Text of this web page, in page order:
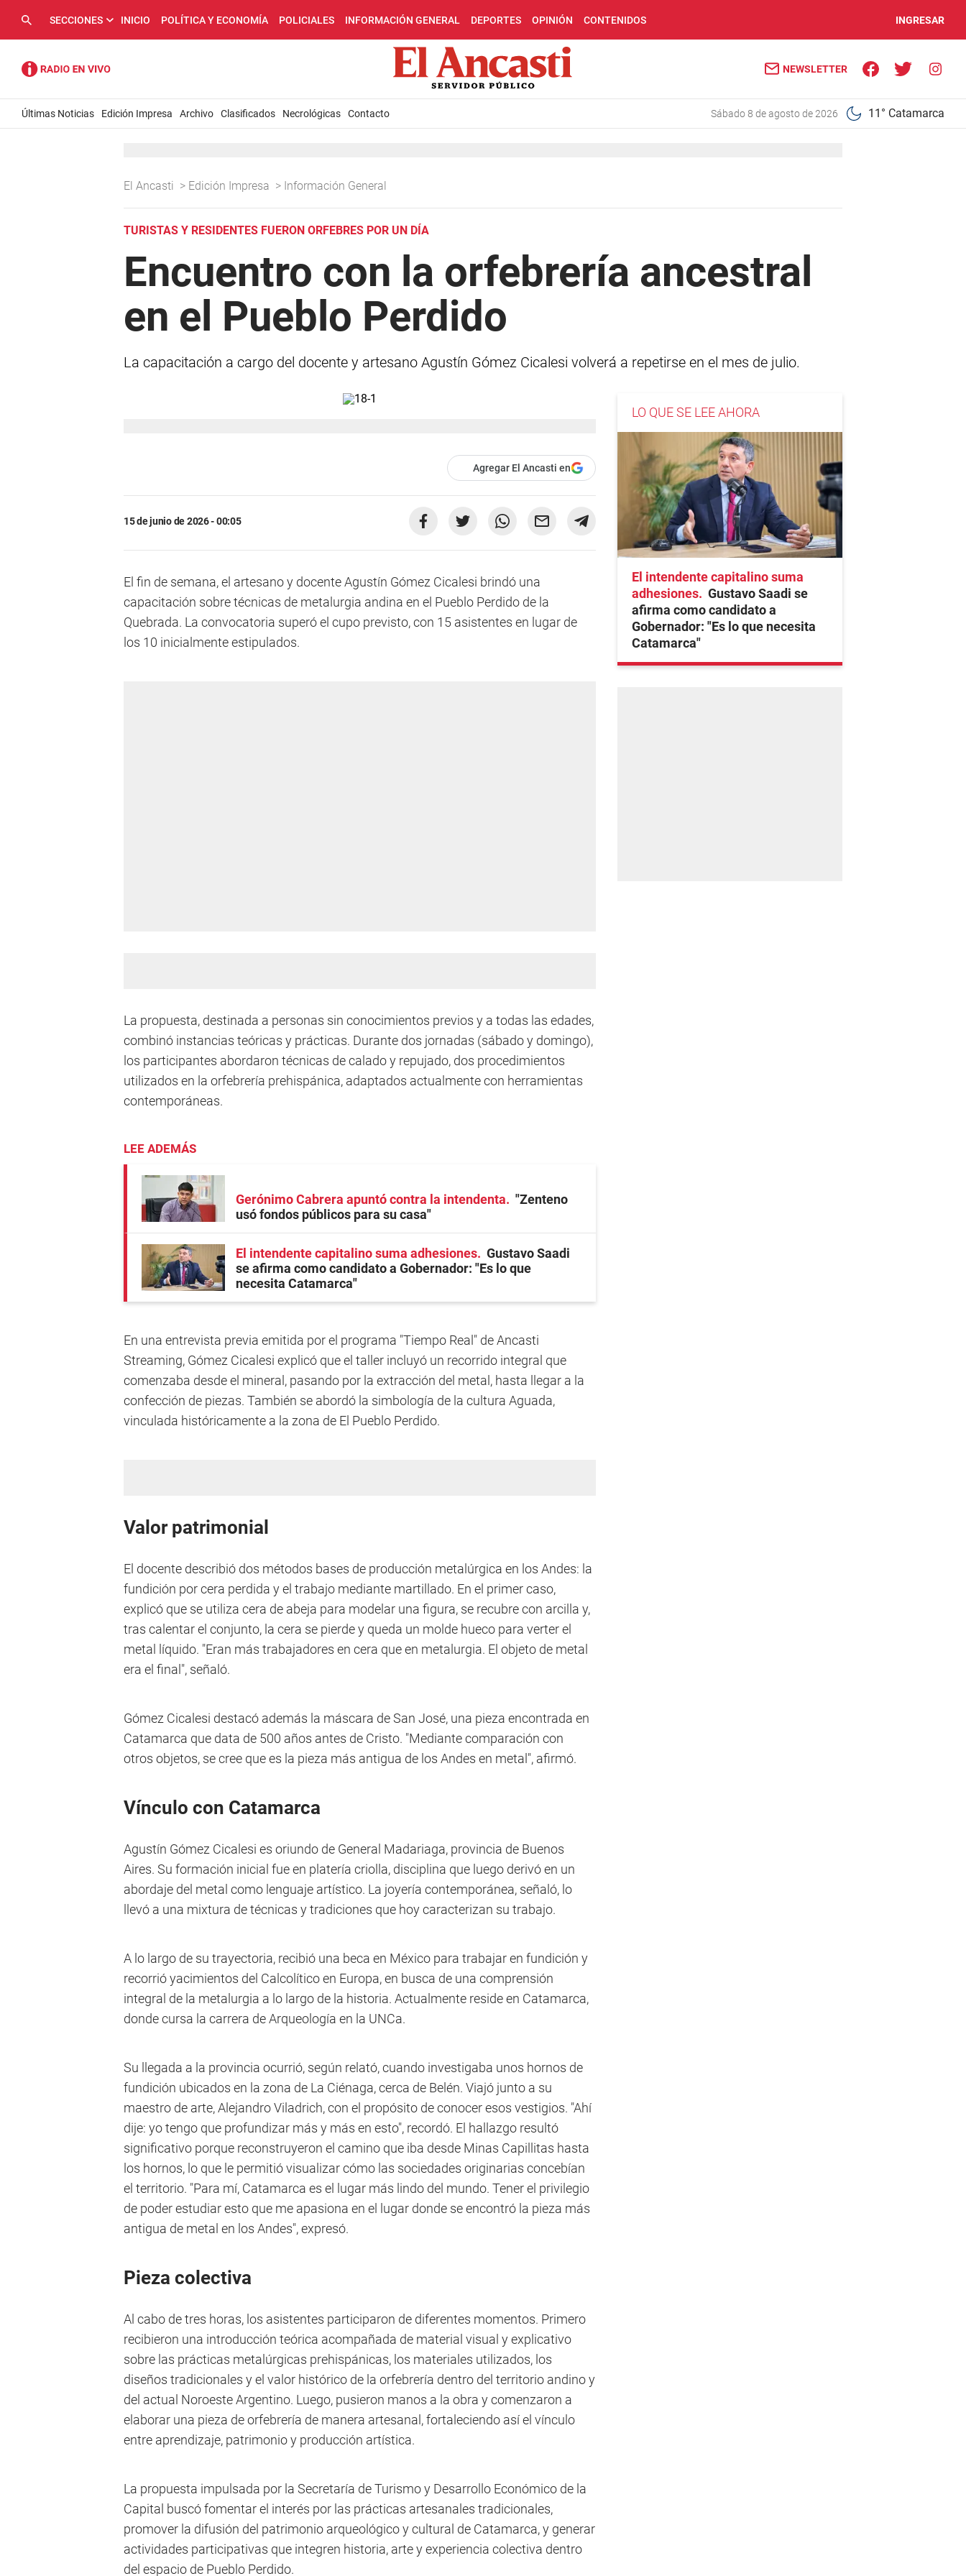
SECCIONES INICIO POLÍTICA Y ECONOMÍA POLICIALES INFORMACIÓN GENERAL DEPORTES OPINIÓN CONTENIDOS INGRESAR
NEWSLETTER
Últimas Noticias Edición Impresa Archivo Clasificados Necrológicas Contacto sábado 8 de agosto de 2026 11° Catamarca
El Ancasti > Edición Impresa > Información General
TURISTAS Y RESIDENTES FUERON ORFEBRES POR UN DÍA
Encuentro con la orfebrería ancestral
en el Pueblo Perdido
La capacitación a cargo del docente y artesano Agustín Gómez Cicalesi volverá a repetirse en el mes de julio.
Agregar El Ancasti en
15 de junio de 2026 - 00:05
El fin de semana, el artesano y docente Agustín Gómez Cicalesi brindó una
capacitación sobre técnicas de metalurgia andina en el Pueblo Perdido de la
Quebrada. La convocatoria superó el cupo previsto, con 15 asistentes en lugar de
los 10 inicialmente estipulados.
La propuesta, destinada a personas sin conocimientos previos y a todas las edades,
combinó instancias teóricas y prácticas. Durante dos jornadas (sábado y domingo),
los participantes abordaron técnicas de calado y repujado, dos procedimientos
utilizados en la orfebrería prehispánica, adaptados actualmente con herramientas
contemporáneas.
LEE ADEMÁS
Gerónimo Cabrera apuntó contra la intendenta
"Zenteno
usó fondos públicos para su casa"
El intendente capitalino suma adhesiones
Gustavo Saadi
se afirma como candidato a Gobernador: "Es lo que
necesita Catamarca"
En una entrevista previa emitida por el programa "Tiempo Real" de Ancasti
Streaming, Gómez Cicalesi explicó que el taller incluyó un recorrido integral que
comenzaba desde el mineral, pasando por la extracción del metal, hasta llegar a la
confección de piezas. También se abordó la simbología de la cultura Aguada,
vinculada históricamente a la zona de El Pueblo Perdido.
Valor patrimonial
El docente describió dos métodos bases de producción metalúrgica en los Andes: la
fundición por cera perdida y el trabajo mediante martillado. En el primer caso,
explicó que se utiliza cera de abeja para modelar una figura, se recubre con arcilla y,
tras calentar el conjunto, la cera se pierde y queda un molde hueco para verter el
metal líquido. "Eran más trabajadores en cera que en metalurgia. El objeto de metal
era el final", señaló.
Gómez Cicalesi destacó además la máscara de San José, una pieza encontrada en
Catamarca que data de 500 años antes de Cristo. "Mediante comparación con
otros objetos, se cree que es la pieza más antigua de los Andes en metal", afirmó.
Vínculo con Catamarca
Agustín Gómez Cicalesi es oriundo de General Madariaga, provincia de Buenos
Aires. Su formación inicial fue en platería criolla, disciplina que luego derivó en un
abordaje del metal como lenguaje artístico. La joyería contemporánea, señaló, lo
llevó a una mixtura de técnicas y tradiciones que hoy caracterizan su trabajo.
A lo largo de su trayectoria, recibió una beca en México para trabajar en fundición y
recorrió yacimientos del Calcolítico en Europa, en busca de una comprensión
integral de la metalurgia a lo largo de la historia. Actualmente reside en Catamarca,
donde cursa la carrera de Arqueología en la UNCa.
Su llegada a la provincia ocurrió, según relató, cuando investigaba unos hornos de
fundición ubicados en la zona de La Ciénaga, cerca de Belén. Viajó junto a su
maestro de arte, Alejandro Viladrich, con el propósito de conocer esos vestigios. "Ahí
dije: yo tengo que profundizar más y más en esto", recordó. El hallazgo resultó
significativo porque reconstruyeron el camino que iba desde Minas Capillitas hasta
los hornos, lo que le permitió visualizar cómo las sociedades originarias concebían
el territorio. "Para mí, Catamarca es el lugar más lindo del mundo. Tener el privilegio
de poder estudiar esto que me apasiona en el lugar donde se encontró la pieza más
antigua de metal en los Andes", expresó.
Pieza colectiva
Al cabo de tres horas, los asistentes participaron de diferentes momentos. Primero
recibieron una introducción teórica acompañada de material visual y explicativo
sobre las prácticas metalúrgicas prehispánicas, los materiales utilizados, los
diseños tradicionales y el valor histórico de la orfebrería dentro del territorio andino y
del actual Noroeste Argentino. Luego, pusieron manos a la obra y comenzaron a
elaborar una pieza de orfebrería de manera artesanal, fortaleciendo así el vínculo
entre aprendizaje, patrimonio y producción artística.
La propuesta impulsada por la Secretaría de Turismo y Desarrollo Económico de la
Capital buscó fomentar el interés por las prácticas artesanales tradicionales,
promover la difusión del patrimonio arqueológico y cultural de Catamarca, y generar
actividades participativas que integren historia, arte y experiencia colectiva dentro
del espacio de Pueblo Perdido.
LO QUE SE LEE AHORA
El intendente capitalino suma
adhesiones
Gustavo Saadi se
afirma como candidato a
Gobernador: "Es lo que necesita
Catamarca"